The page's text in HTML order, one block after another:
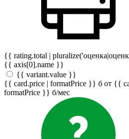
{{ rating.total |
{{ axis[0].name }}
{{ variant.value }}
{{ card.price | formatPrice }} б от {{
formatPrice }} б/мес